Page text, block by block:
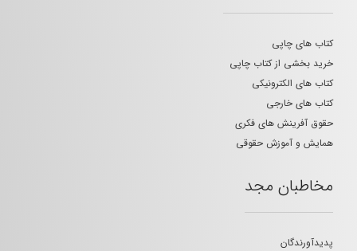
کتاب های چاپی
خرید بخشی از کتاب چاپی
کتاب های الکترونیکی
کتاب های خارجی
حقوق آفرینش های فکری
همایش و آموزش حقوقی
مخاطبان مجد
پدیدآورندگان